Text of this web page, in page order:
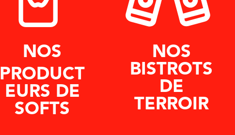
NOS
PRODUCT
EURS DE
SOFTS
NOS
BISTROTS
DE
TERROIR